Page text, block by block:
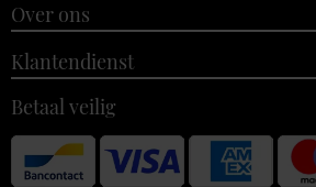
Over ons
Klantendienst
Betaal veilig